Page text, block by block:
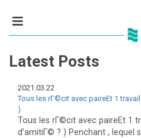
Latest Posts
2021.03.22
Tous les rГ©cit avec paireEt 1
)
Tous les rГ©cit avec paireEt 1
d’amitiГ© ? ) Penchant , lequel